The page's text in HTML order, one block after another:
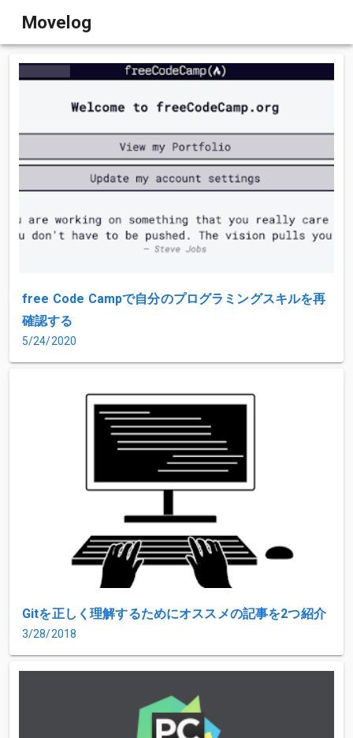
Movelog
free Code Campで自分のプログラミングスキルを再
確認する
5/24/2020
Gitを正しく理解するためにオススメの記事を2つ紹介
3/28/2018